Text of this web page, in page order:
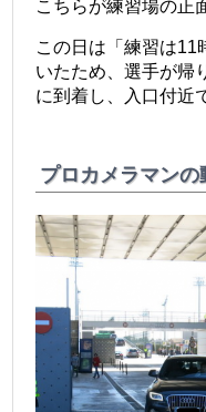
こちらが練習場の正
この日は「練習は11
いたため、選手が帰
に到着し、入口付近
プロカメラマンの